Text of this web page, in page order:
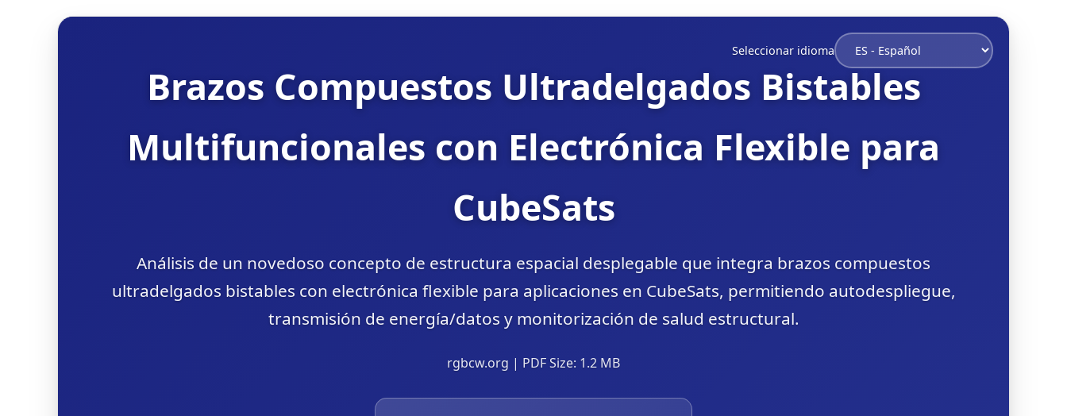
Seleccionar idioma
Brazos Compuestos Ultradelgados Bistables
Multifuncionales con Electrónica Flexible para
CubeSats
Análisis de un novedoso concepto de estructura espacial desplegable que integra brazos compuestos
ultradelgados bistables con electrónica flexible para aplicaciones en CubeSats, permitiendo autodespliegue,
transmisión de energía/datos y monitorización de salud estructural.
rgbcw.org | PDF Size: 1.2 MB